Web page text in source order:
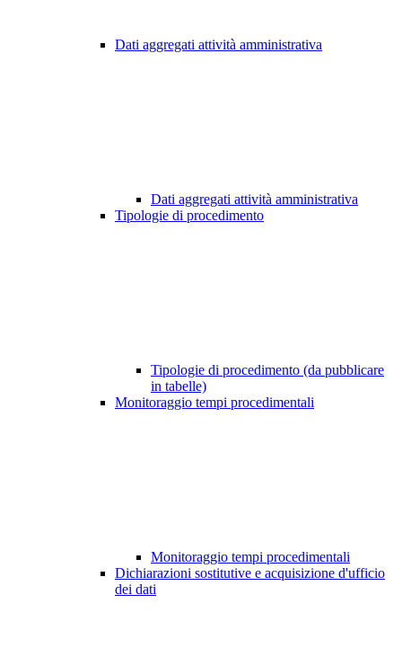
Dati aggregati attività amministrativa
Dati aggregati attività amministrativa
Tipologie di procedimento
Tipologie di procedimento (da pubblicare
in tabelle)
Monitoraggio tempi procedimentali
Monitoraggio tempi procedimentali
Dichiarazioni sostitutive e acquisizione d'ufficio
dei dati